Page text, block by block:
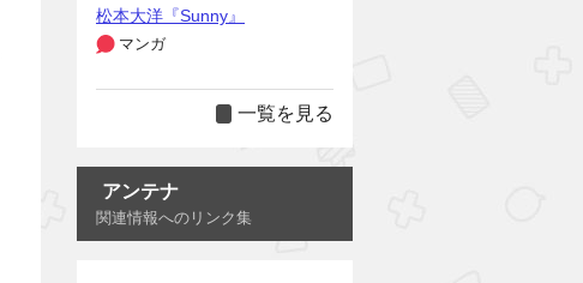
松本大洋『Sunny』
マンガ
一覧を見る
アンテナ
関連情報へのリンク集